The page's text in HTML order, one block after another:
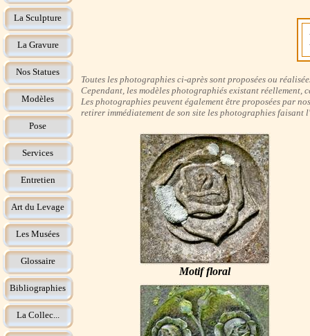
La Sculpture
La Gravure
Nos Statues
Modèles
Pose
Services
Entretien
Art du Levage
Les Musées
Glossaire
Bibliographies
La Collec...
Toutes les photographies ci-après sont proposées ou
Cependant, les modèles photographiés existant
Les photographies peuvent également être proposées par
retirer immédiatement de son site les photographies
Motif floral